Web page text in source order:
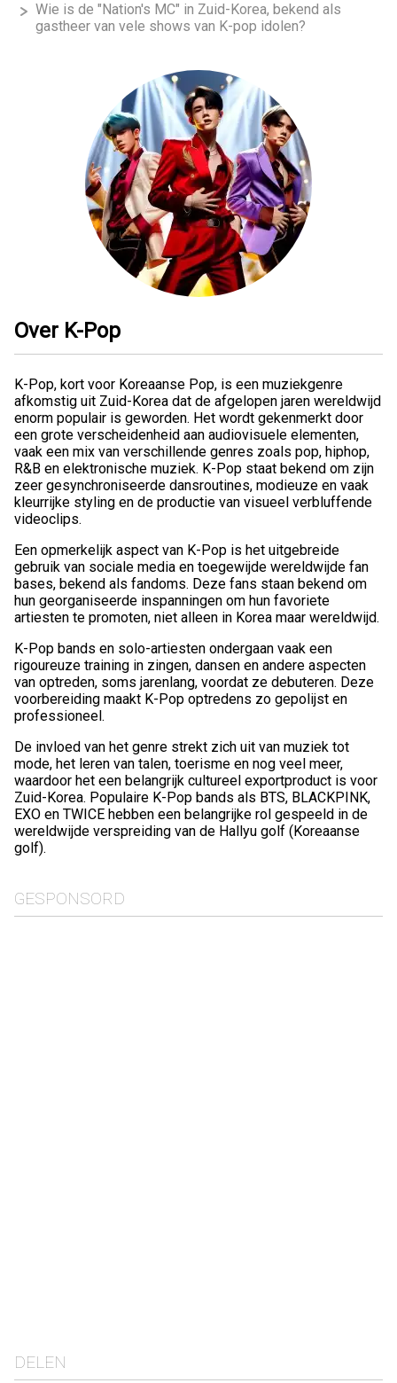
Wie is de "Nation's MC" in Zuid-Korea, bekend als
gastheer van vele shows van K-pop idolen?
Over K-Pop
K-Pop, kort voor Koreaanse Pop, is een muziekgenre
afkomstig uit Zuid-Korea dat de afgelopen jaren wereldwijd
enorm populair is geworden. Het wordt gekenmerkt door
een grote verscheidenheid aan audiovisuele elementen,
vaak een mix van verschillende genres zoals pop, hiphop,
R&B en elektronische muziek. K-Pop staat bekend om zijn
zeer gesynchroniseerde dansroutines, modieuze en vaak
kleurrijke styling en de productie van visueel verbluffende
videoclips.
Een opmerkelijk aspect van K-Pop is het uitgebreide
gebruik van sociale media en toegewijde wereldwijde fan
bases, bekend als fandoms. Deze fans staan bekend om
hun georganiseerde inspanningen om hun favoriete
artiesten te promoten, niet alleen in Korea maar wereldwijd.
K-Pop bands en solo-artiesten ondergaan vaak een
rigoureuze training in zingen, dansen en andere aspecten
van optreden, soms jarenlang, voordat ze debuteren. Deze
voorbereiding maakt K-Pop optredens zo gepolijst en
professioneel.
De invloed van het genre strekt zich uit van muziek tot
mode, het leren van talen, toerisme en nog veel meer,
waardoor het een belangrijk cultureel exportproduct is voor
Zuid-Korea. Populaire K-Pop bands als BTS, BLACKPINK,
EXO en TWICE hebben een belangrijke rol gespeeld in de
wereldwijde verspreiding van de Hallyu golf (Koreaanse
golf).
GESPONSORD
DELEN